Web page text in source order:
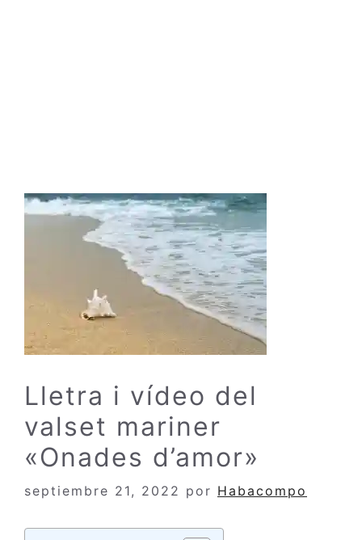
Lletra i vídeo del
valset mariner
«Onades d’amor»
septiembre 21, 2022 por Habacompo